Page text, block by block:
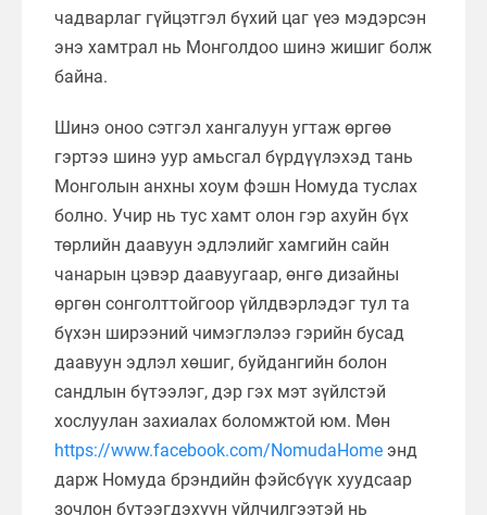
чадварлаг гүйцэтгэл бүхий цаг үеэ мэдэрсэн
энэ хамтрал нь Монголдоо шинэ жишиг болж
байна.
Шинэ оноо сэтгэл хангалуун угтаж өргөө
гэртээ шинэ уур амьсгал бүрдүүлэхэд тань
Монголын анхны хоум фэшн Номуда туслах
болно. Учир нь тус хамт олон гэр ахуйн бүх
төрлийн даавуун эдлэлийг хамгийн сайн
чанарын цэвэр даавуугаар, өнгө дизайны
өргөн сонголттойгоор үйлдвэрлэдэг тул та
бүхэн ширээний чимэглэлээ гэрийн бусад
даавуун эдлэл хөшиг, буйдангийн болон
сандлын бүтээлэг, дэр гэх мэт зүйлстэй
хослуулан захиалах боломжтой юм. Мөн
https://www.facebook.com/NomudaHome энд
дарж Номуда брэндийн фэйсбүүк хуудсаар
зочлон бүтээгдэхүүн үйлчилгээтэй нь